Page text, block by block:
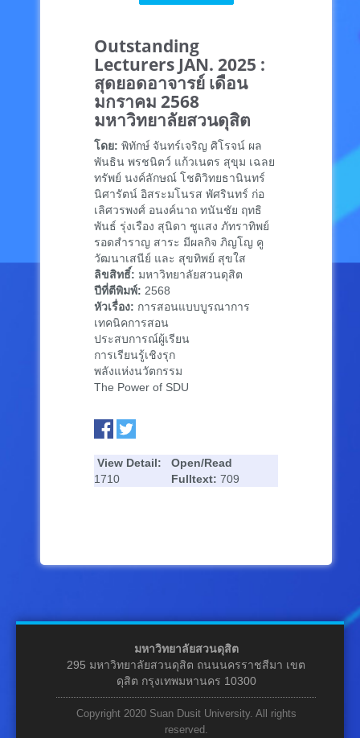
Outstanding
Lecturers JAN. 2025 :
สุดยอดอาจารย์ เดือน
มกราคม 2568
มหาวิทยาลัยสวนดุสิต
โดย: พิทักษ์ จันทร์เจริญ ศิโรจน์ ผล
พันธิน พรชนิตว์ แก้วเนตร สุขุม เฉลย
ทรัพย์ นงค์ลักษณ์ โชติวิทยธานินทร์
นิศารัตน์ อิสระมโนรส พัศรินทร์ ก่อ
เลิศวรพงศ์ อนงค์นาถ ทนันชัย ฤทธิ
พันธ์ รุ่งเรือง สุนิดา ชูแสง ภัทราทิพย์
รอดสำราญ สาระ มีผลกิจ ภิญโญ คู
วัฒนาเสนีย์ และ สุขทิพย์ สุขใส
ลิขสิทธิ์: มหาวิทยาลัยสวนดุสิต
ปีที่ตีพิมพ์: 2568
หัวเรื่อง: การสอนแบบบูรณาการ
เทคนิคการสอน
ประสบการณ์ผู้เรียน
การเรียนรู้เชิงรุก
พลังแห่งนวัตกรรม
The Power of SDU
View Detail:
1710
Open/Read
Fulltext: 709
มหาวิทยาลัยสวนดุสิต
295 มหาวิทยาลัยสวนดุสิต ถนนนครราชสีมา เขต
ดุสิต กรุงเทพมหานคร 10300
Copyright 2020 Suan Dusit University. All rights
reserved.